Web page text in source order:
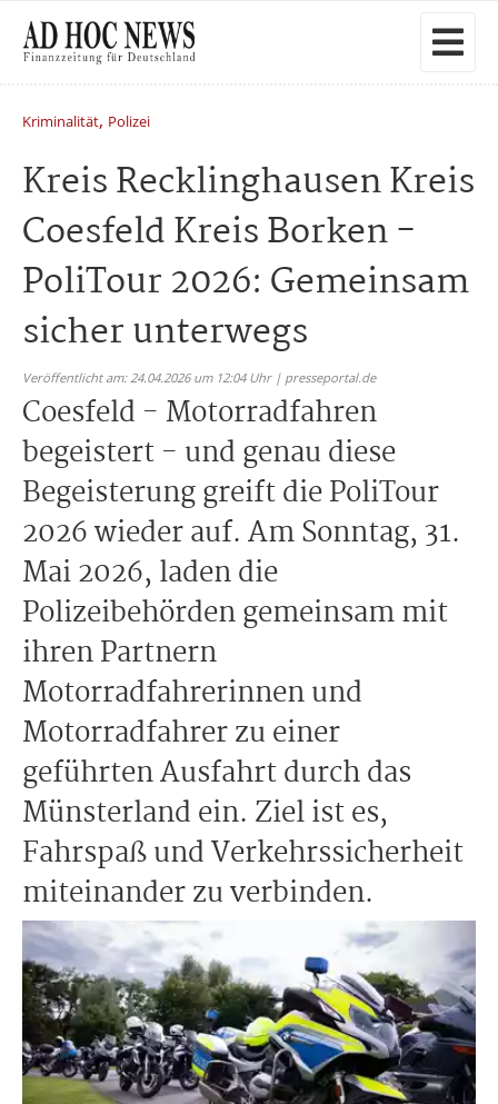
Kriminalität, Polizei
Kreis Recklinghausen Kreis
Coesfeld Kreis Borken -
PoliTour 2026: Gemeinsam
sicher unterwegs
Veröffentlicht am: 24.04.2026 um 12:04 Uhr | presseportal.de
Coesfeld - Motorradfahren
begeistert - und genau diese
Begeisterung greift die PoliTour
2026 wieder auf. Am Sonntag, 31.
Mai 2026, laden die
Polizeibehörden gemeinsam mit
ihren Partnern
Motorradfahrerinnen und
Motorradfahrer zu einer
geführten Ausfahrt durch das
Münsterland ein. Ziel ist es,
Fahrspaß und Verkehrssicherheit
miteinander zu verbinden.